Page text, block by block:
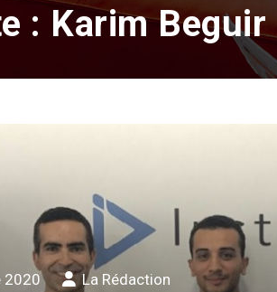
: Karim Beguir
2020 La Rédaction